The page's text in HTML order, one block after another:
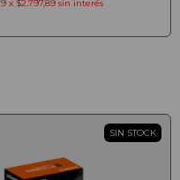
9 x $2.797,89 sin interés
SIN STOCK